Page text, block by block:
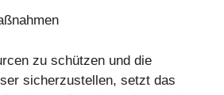
zu schützen und die
sicherzustellen, setzt das